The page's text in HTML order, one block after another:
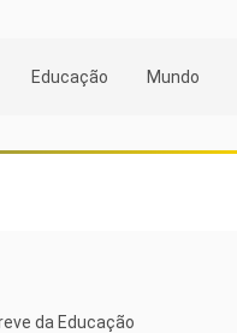
Educação Mundo
da Educação